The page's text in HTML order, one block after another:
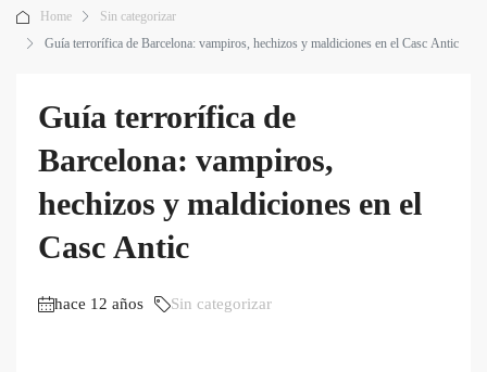
Home
Sin categorizar
Guía terrorífica de Barcelona: vampiros, hechizos y maldiciones en el Casc Antic
Guía terrorífica de
Barcelona: vampiros,
hechizos y maldiciones en el
Casc Antic
hace 12 años Sin categorizar